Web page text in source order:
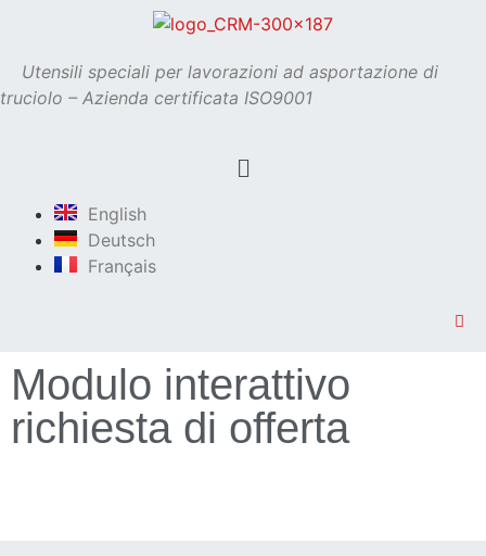
Utensili speciali per lavorazioni ad asportazione di
truciolo – Azienda certificata ISO9001
English
Deutsch
Français
Modulo interattivo
richiesta di offerta